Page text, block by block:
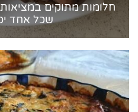
חלומות מתוקים
שכל אחד